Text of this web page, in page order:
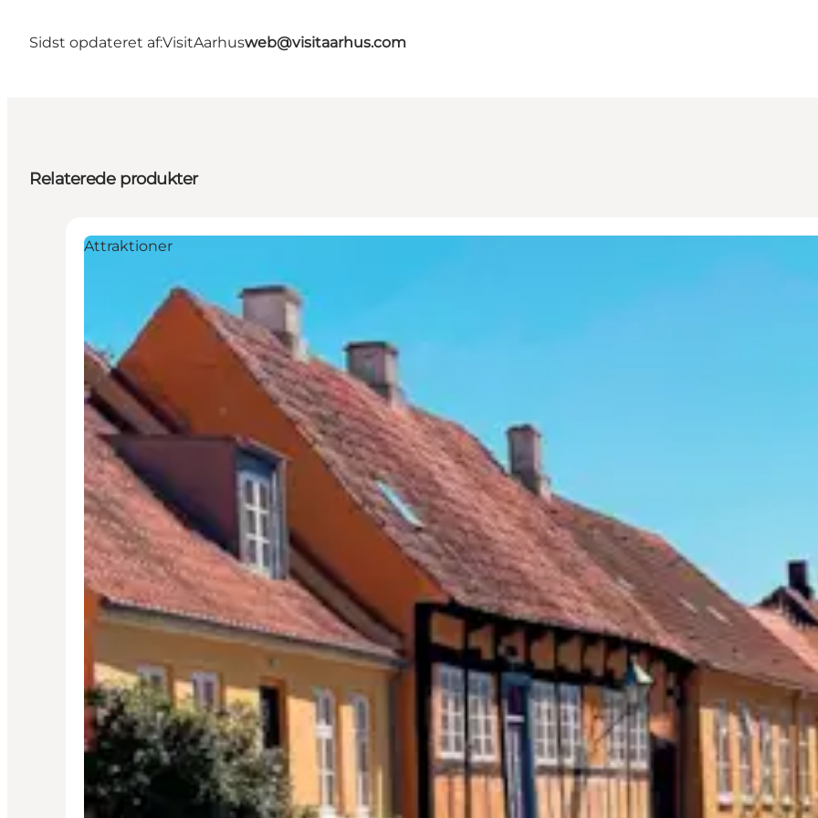
Sidst opdateret af:VisitAarhusweb@visitaarhus.com
Relaterede produkter
Attraktioner